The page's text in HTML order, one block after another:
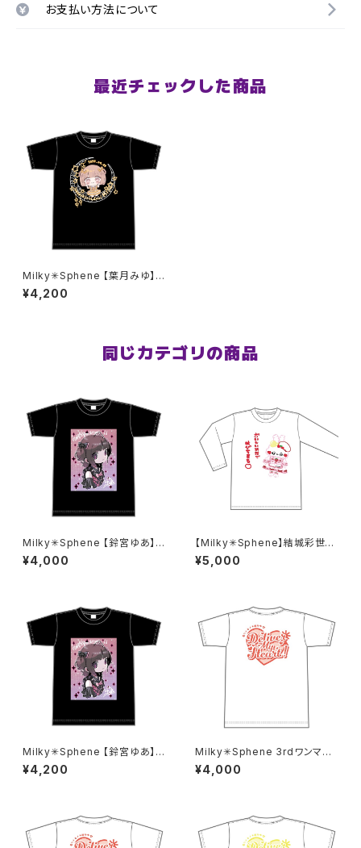
お支払い方法について
最近チェックした商品
Milky✳︎Sphene 【葉月みゆ】生
誕祭Tシャツ XXL〜XXXLサ
イズ
¥4,200
同じカテゴリの商品
Milky✳︎Sphene 【鈴宮ゆあ】生
誕祭Tシャツ S〜XLサイズ
¥4,000
【Milky✳︎Sphene】結城彩世生
誕ロングTシャツ 2XL〜3XLサ
イズ
¥5,000
Milky✳︎Sphene 【鈴宮ゆあ】生
誕祭Tシャツ XXL〜XXXLサ
イズ
¥4,200
Milky✳︎Sphene 3rdワンマン
Tシャツ 結城彩世ver S〜XLサ
イズ
¥4,000